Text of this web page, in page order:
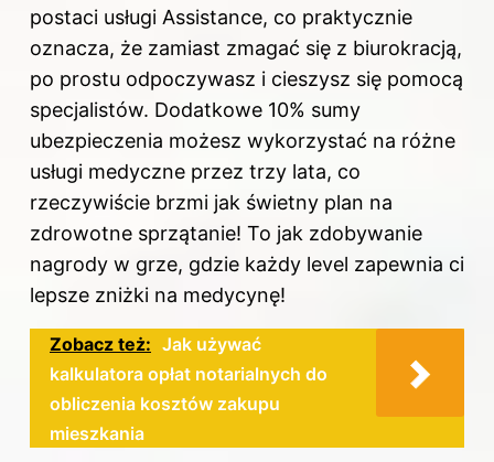
postaci usługi Assistance, co praktycznie
oznacza, że zamiast zmagać się z biurokracją,
po prostu odpoczywasz i cieszysz się pomocą
specjalistów. Dodatkowe 10% sumy
ubezpieczenia możesz wykorzystać na różne
usługi medyczne przez trzy lata, co
rzeczywiście brzmi jak świetny plan na
zdrowotne sprzątanie! To jak zdobywanie
nagrody w grze, gdzie każdy level zapewnia ci
lepsze zniżki na medycynę!
Zobacz też: Jak używać
kalkulatora opłat notarialnych do
obliczenia kosztów zakupu
mieszkania